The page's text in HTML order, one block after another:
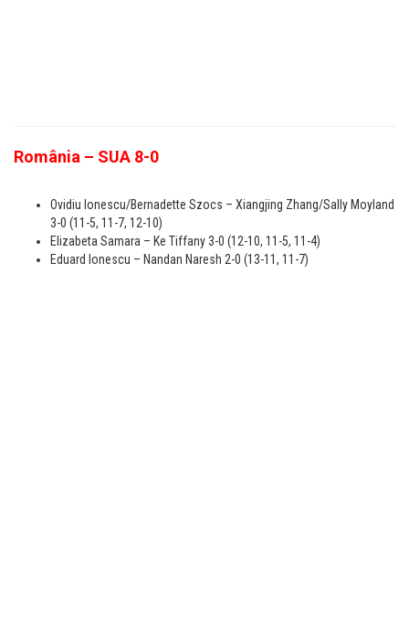
România – SUA 8-0
Ovidiu Ionescu/Bernadette Szocs – Xiangjing Zhang/Sally Moyland
3-0 (11-5, 11-7, 12-10)
Elizabeta Samara – Ke Tiffany 3-0 (12-10, 11-5, 11-4)
Eduard Ionescu – Nandan Naresh 2-0 (13-11, 11-7)